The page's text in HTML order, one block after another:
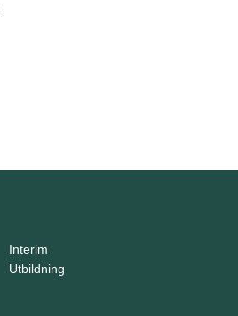
Interim
Utbildning